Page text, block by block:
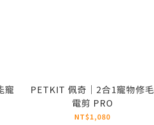
寵
PETKIT 佩奇｜2合1寵物修毛
電剪 PRO
NT$1,080